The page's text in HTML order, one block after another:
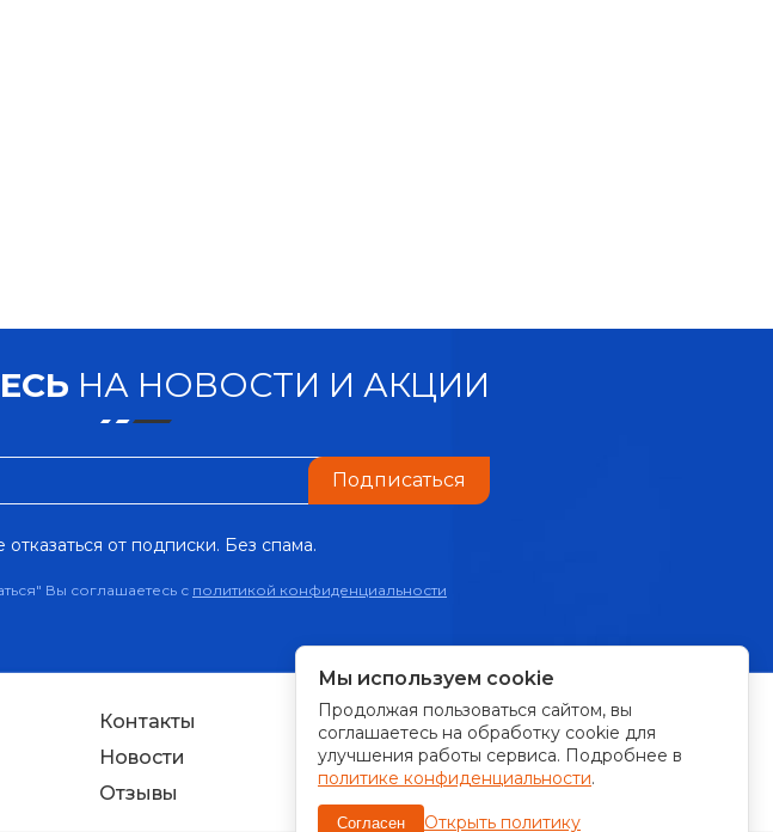
НА НОВОСТИ И АКЦИИ
Подписаться
от подписки. Без спама.
Вы соглашаетесь с политикой конфиденциальности
Контакты
Новости
Отзывы
ПРИНИМАЕМ К ОПЛАТЕ:
Мы используем cookie
Продолжая пользоваться сайтом, вы
соглашаетесь на обработку cookie для
улучшения работы сервиса. Подробнее в
политике конфиденциальности.
Согласен Открыть политику